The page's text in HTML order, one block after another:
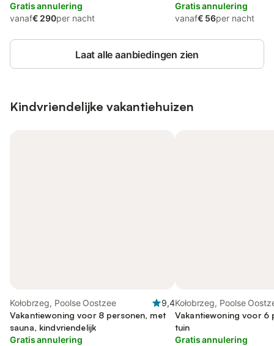
Gratis annulering
vanaf€ 290per nacht
Gratis annulering
vanaf€ 56per nacht
Laat alle aanbiedingen zien
Kindvriendelijke vakantiehuizen
Kołobrzeg, Poolse Oostzee
9,4
Vakantiewoning voor 8 personen, met
sauna, kindvriendelijk
Gratis annulering
Kołobrzeg, Poolse
Vakantiewoning voor 6
tuin
Gratis annulering